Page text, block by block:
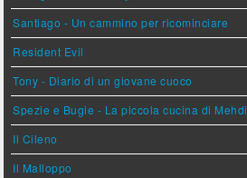
Santiago - Un cammino per ricominciare
Resident Evil
Tony - Diario di un giovane cuoco
Spezie e Bugie - La piccola cucina di Mehdi
Il Cileno
Il Malloppo